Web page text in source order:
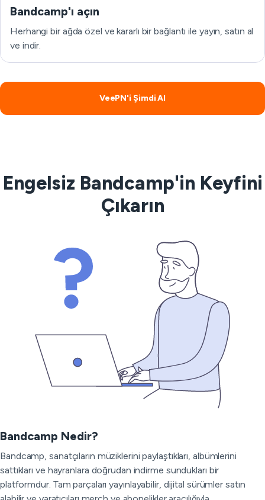
Bandcamp'ı açın
Herhangi bir ağda özel ve kararlı bir bağlantı ile yayın, satın al
ve indir.
VeePN'i Şimdi Al
Engelsiz Bandcamp'in Keyfini
Çıkarın
Bandcamp Nedir?
Bandcamp, sanatçıların müziklerini paylaştıkları, albümlerini
sattıkları ve hayranlara doğrudan indirme sundukları bir
platformdur. Tam parçaları yayınlayabilir, dijital sürümler satın